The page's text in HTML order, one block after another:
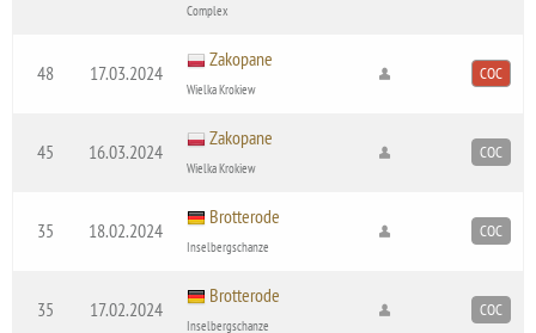
Complex
48 17.03.2024
Zakopane
Wielka Krokiew
COC
45 16.03.2024
Zakopane
Wielka Krokiew
COC
35 18.02.2024
Brotterode
Inselbergschanze
COC
35 17.02.2024
Brotterode
Inselbergschanze
COC